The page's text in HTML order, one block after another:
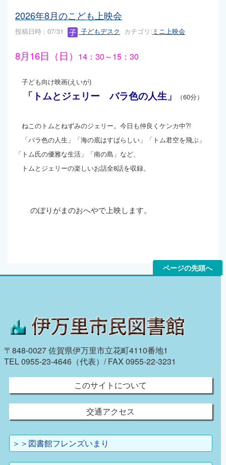
2026年8月のこども上映会
投稿日時 : 07/31 子どもデスク カテゴリ: ミニ上映会
8月16日（日） 14：30～15：30
子ども向け映画(えいが)
「トムとジェリー バラ色の人生」 （60分）
ねこのトムとねずみのジェリー。今日も仲良くケンカ中?!
「バラ色の人生」「海の底はすばらしい」「トム君空を飛ぶ」
「トム氏の優雅な生活」「南の島」など、
トムとジェリーの楽しいお話全8話を収録。
のぼりがまのおへやで上映します。
ページの先頭へ
〒848-0027 佐賀県伊万里市立花町4110番地1
TEL 0955-23-4646（代表）/ FAX 0955-22-3231
このサイトについて
交通アクセス
＞＞図書館フレンズいまり